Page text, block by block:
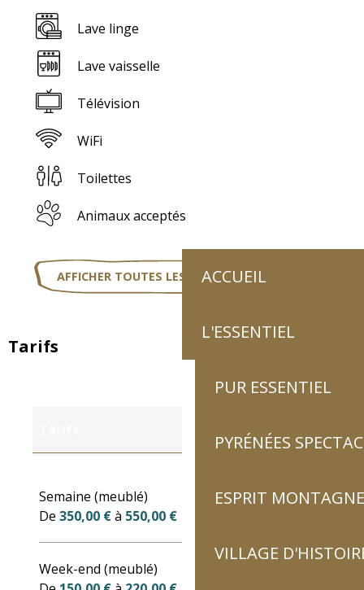
ACCUEIL
L'ESSENTIEL
PUR ESSENTIEL
PYRÉNÉES
ESPRIT MONTAGNE
VILLAGE
Lave linge
Lave vaisselle
Télévision
WiFi
Toilettes
Animaux acceptés
AFFICHER TOUTES LES PRESTATIONS
Tarifs
Semaine (meublé)
De 350,00 €à 550,00 €
Week-end (meublé)